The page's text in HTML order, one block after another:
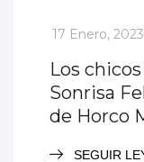
_
17 Enero, 2023
Los
Sonrisa
de Horco
SEGUIR